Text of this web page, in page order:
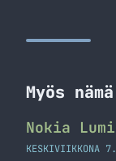
Myös
Nokia
KESKIVIIKKONA